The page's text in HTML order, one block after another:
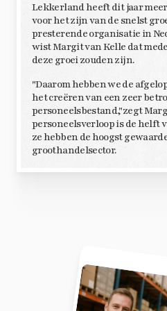
Lekkerland heeft dit jaar
voor het zijn van de snelst
presterende organisatie in
wist Margit van Kelle dat
deze groei zouden zijn.
"Daarom hebben we de
het creëren van een zeer
personeelsbestand,"zegt
personeelsverloop is de helft
ze hebben de hoogst
groothandelsector.